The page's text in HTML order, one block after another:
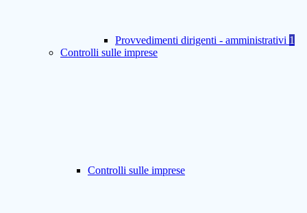
Provvedimenti dirigenti - amministrativi 1
Controlli sulle imprese
Controlli sulle imprese